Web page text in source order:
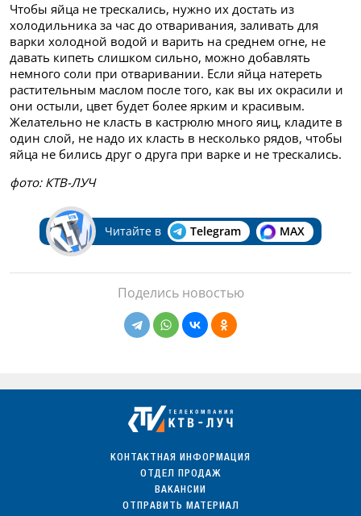
Чтобы яйца не трескались, нужно их достать из
холодильника за час до отваривания, заливать для
варки холодной водой и варить на среднем огне, не
давать кипеть слишком сильно, можно добавлять
немного соли при отваривании. Если яйца натереть
растительным маслом после того, как вы их окрасили и
они остыли, цвет будет более ярким и красивым.
Желательно не класть в кастрюлю много яиц, кладите в
один слой, не надо их класть в несколько рядов, чтобы
яйца не бились друг о друга при варке и не трескались.
фото: КТВ-ЛУЧ
Читайте в Telegram MAX
Поделись новостью
КОНТАКТНАЯ ИНФОРМАЦИЯ
ОТДЕЛ ПРОДАЖ
ВАКАНСИИ
ОТПРАВИТЬ МАТЕРИАЛ